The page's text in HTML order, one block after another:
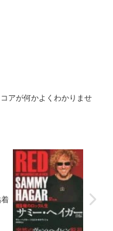
アが何かよくわかりませ